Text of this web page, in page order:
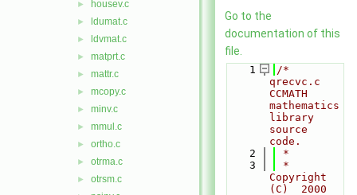
► housev.c
► ldumat.c
► ldvmat.c
► matprt.c
► mattr.c
► mcopy.c
► minv.c
► mmul.c
► ortho.c
► otrma.c
► otrsm.c
Go to the
documentation of this
file.
    1
/*
qrecvc.c
CCMATH
mathematics
library
source
code.
    2
*
    3
*
Copyright
(C)  2000